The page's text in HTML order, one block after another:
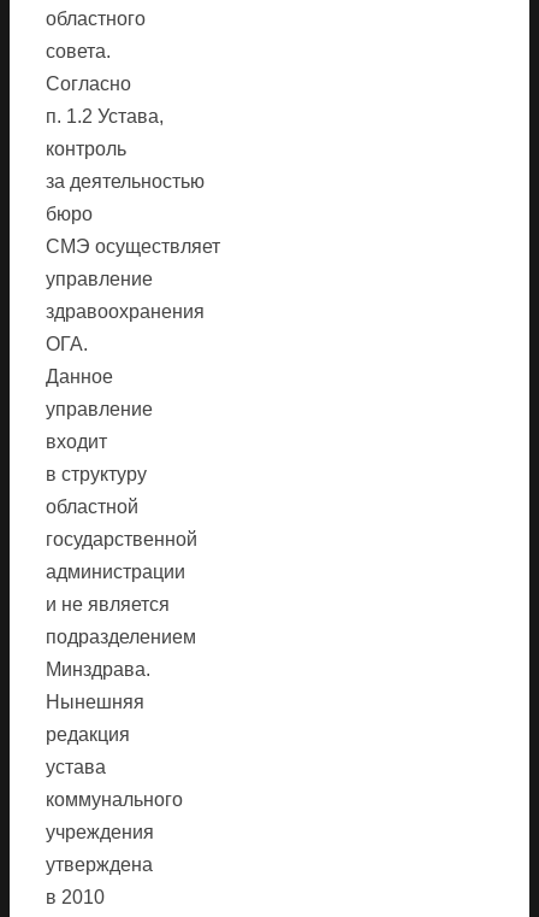
областного
совета.
Согласно
п. 1.2 Устава,
контроль
за деятельностью
бюро
СМЭ осуществляет
управление
здравоохранения
ОГА.
Данное
управление
входит
в структуру
областной
государственной
администрации
и не является
подразделением
Минздрава.
Нынешняя
редакция
устава
коммунального
учреждения
утверждена
в 2010